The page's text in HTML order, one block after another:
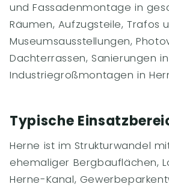
und Fassadenmontage in
Räumen, Aufzugsteile, Trafos
Museumsausstellungen,
Dachterrassen, Sanierungen
Industriegroßmontagen in
Typische
Herne ist im Strukturwandel
ehemaliger Bergbauflächen,
Herne-Kanal,